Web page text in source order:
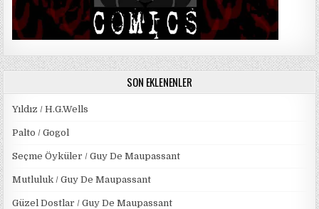
SON EKLENENLER
Yıldız / H.G.Wells
Palto / Gogol
Seçme Öyküler / Guy De Maupassant
Mutluluk / Guy De Maupassant
Güzel Dostlar / Guy De Maupassant